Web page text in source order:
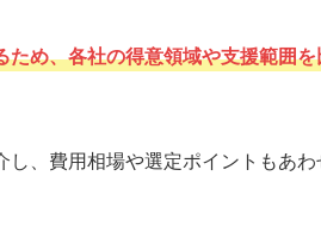
め、各社の得意領域や支援範囲
、費用相場や選定ポイントもあわ